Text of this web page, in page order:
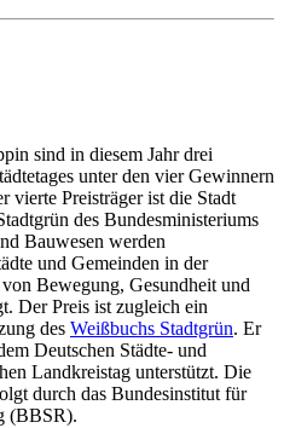
sind in diesem Jahr drei
unter den vier Gewinnern
vierte Preisträger ist die Stadt
des Bundesministeriums
Bauwesen werden
und Gemeinden in der
Bewegung, Gesundheit und
Der Preis ist zugleich ein
des Weißbuchs Stadtgrün. Er
Deutschen Städte- und
Landkreistag unterstützt. Die
durch das Bundesinstitut für
(BBSR).